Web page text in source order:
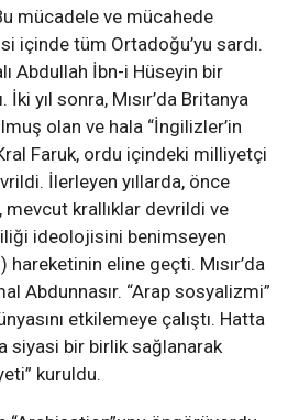
mücadele ve mücahede
içinde tüm Ortadoğu’yu sardı.
Abdullah İbn-i Hüseyin bir
yıl sonra, Mısır’da Britanya
olan ve hala “İngilizler’in
Kral Faruk, ordu içindeki milliyetçi
İlerleyen yıllarda, önce
mevcut krallıklar devrildi ve
ideolojisini benimseyen
hareketinin eline geçti. Mısır’da
Abdunnasır. “Arap sosyalizmi”
etkilemeye çalıştı. Hatta
siyasi bir birlik sağlanarak
kuruldu.